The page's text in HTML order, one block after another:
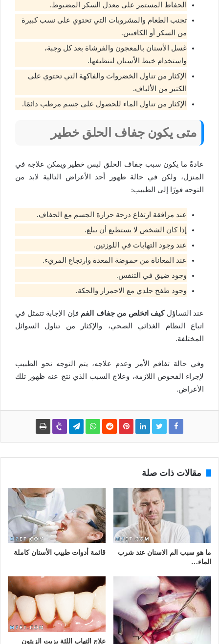
الحفاظ المستمر على معدل السكر المضبوط.
تجنب الطعام والمشروبات التي تحتوي على نسب كبيرة
من السكر أو الكافيين.
غسل الأسنان بالمعجون والفرشاة بعد كل وجبة،
واستخدام خيط الأسنان لتنظيفها.
الإكثار من تناول الخضروات والفاكهة التي تحتوي على
الكثير من الألياف.
الإكثار من تناول الماء للحصول على جسم مرطب دائمًا.
متى يكون جفاف الحلق خطير
عادةً ما يكون سبب جفاف الحلق ليس خطير ويمكن علاجه في
المنزل، ولكن في حالة ظهور أحد الأعراض التالية لابد من
التوجه فورًا إلى الطبيب:
عند مرافقة ارتفاع درجة حرارة الجسم مع الجفاف.
إذا كان الشخص لا يستطيع أن يبلع.
عند وجود التهابات في اللوزتين.
عند المعاناة من حموضة المعدة وارتجاع المريء.
وجود ضيق في التنفس.
وجود طفح جلدي مع الاحمرار والحكة.
عند التساؤلكيف اتخلص من جفاف الفم فإن الإجابة تتمثل في
اتباع النظام الغذائي الصحي، والإكثار من تناول السوائل
المختلفة.
وفي حالة تفاقم الأمر وعدم علاجه، يتم التوجه نحو الطبيب
لإجراء الفحوص اللازمة، وعلاج السبب الذي نتج عنه ظهور تلك
الأعراض.
مقالات ذات صلة
ما هو سبب الم الاسنان عند شرب
الماء…
قائمة أدوات طبيب الأسنان كاملة
علاج التهاب اللثة بزيت الزيتون